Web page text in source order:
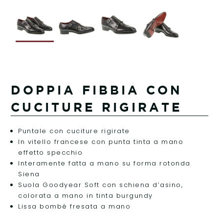
DOPPIA FIBBIA CON
CUCITURE RIGIRATE
Puntale con cuciture rigirate
In vitello francese con punta tinta a mano
effetto specchio
Interamente fatta a mano su forma rotonda
Siena
Suola Goodyear Soft con schiena d’asino,
colorata a mano in tinta burgundy
Lissa bombé fresata a mano